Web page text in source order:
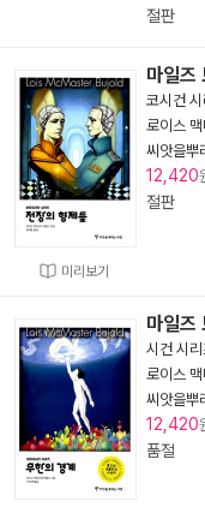
절판
미리보기
마일즈
코시건
로이스
씨앗을뿌
12,420
절판
마일즈
시건 시
로이스
씨앗을뿌
12,420
품절